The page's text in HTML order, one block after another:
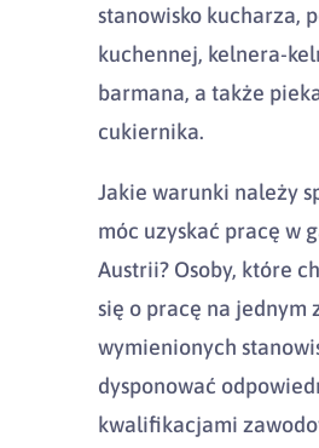
stanowisko kucharza,
kuchennej, kelnera-
barmana, a także
cukiernika.
Jakie warunki należy
móc uzyskać pracę w
Austrii? Osoby, które
się o pracę na jednym
wymienionych
dysponować
kwalifikacjami